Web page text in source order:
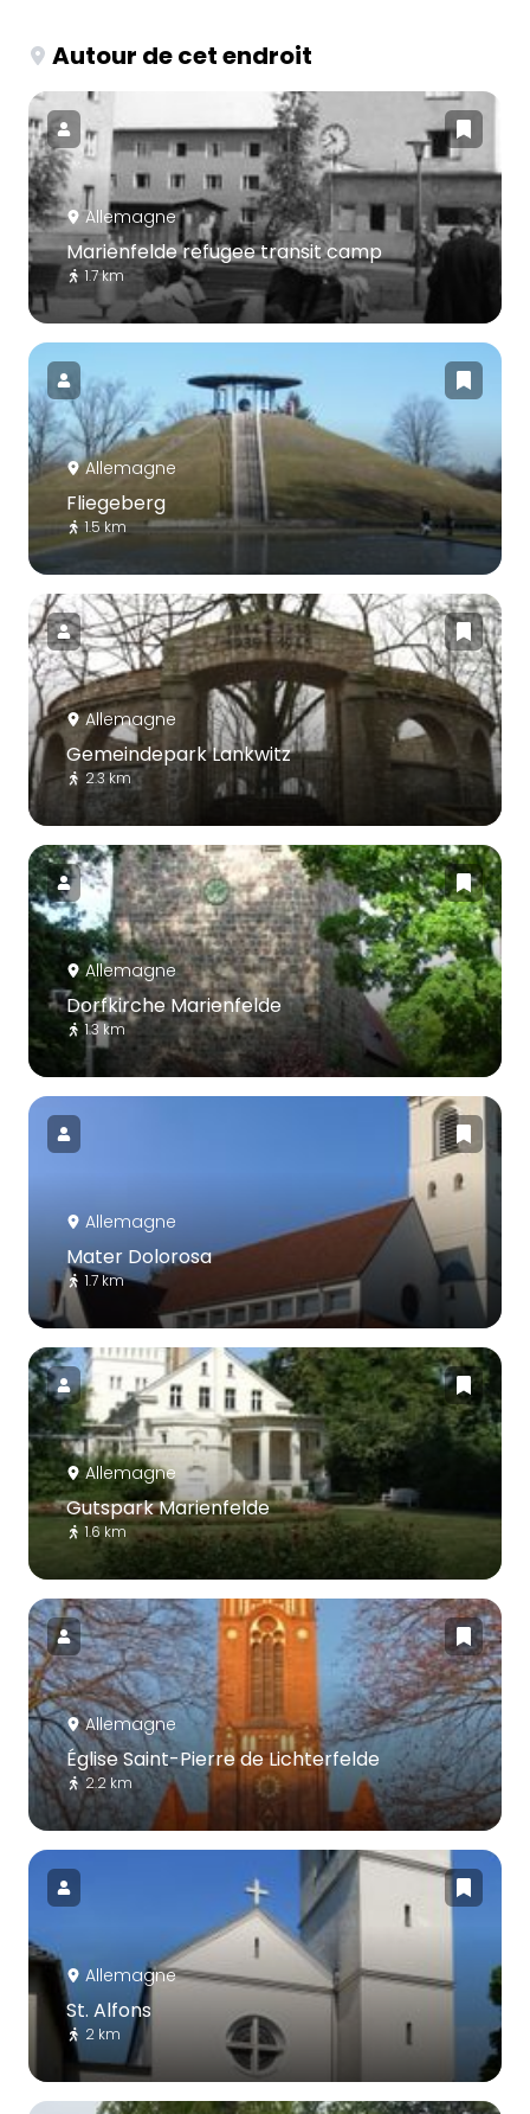
Autour de cet endroit
Allemagne
Marienfelde refugee transit camp
1.7 km
Allemagne
Fliegeberg
1.5 km
Allemagne
Gemeindepark Lankwitz
2.3 km
Allemagne
Dorfkirche Marienfelde
1.3 km
Allemagne
Mater Dolorosa
1.7 km
Allemagne
Gutspark Marienfelde
1.6 km
Allemagne
Église Saint-Pierre de Lichterfelde
2.2 km
Allemagne
St. Alfons
2 km